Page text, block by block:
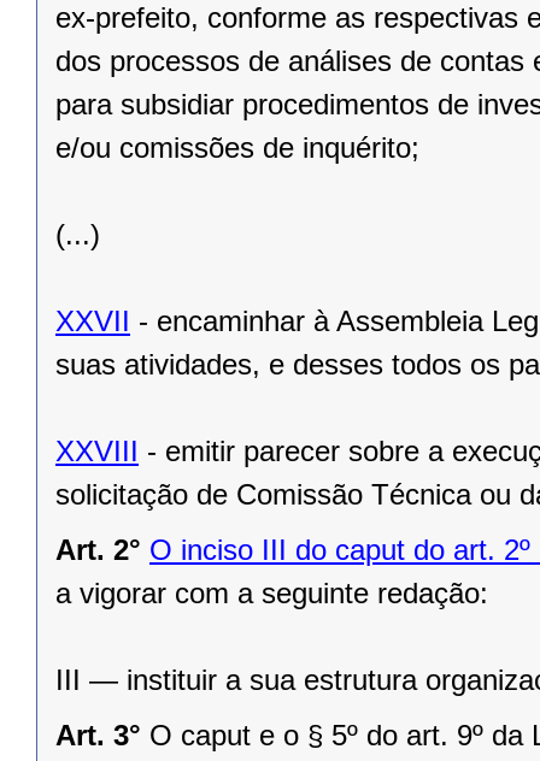
ex-prefeito, conforme as respectivas
dos processos de análises de
para subsidiar procedimentos de
e/ou comissões de inquérito;
(...)
XXVII - encaminhar à Assembleia
suas atividades, e desses todos os
XXVIII - emitir parecer sobre a
solicitação de Comissão Técnica ou
Art. 2° O inciso III do caput do art.
a vigorar com a seguinte redação:
III — instituir a sua estrutura
Art. 3° O caput e o § 5º do art. 9º da